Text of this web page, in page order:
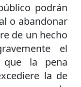
podrán
o abandonar
de un hecho
el
que la pena
la de